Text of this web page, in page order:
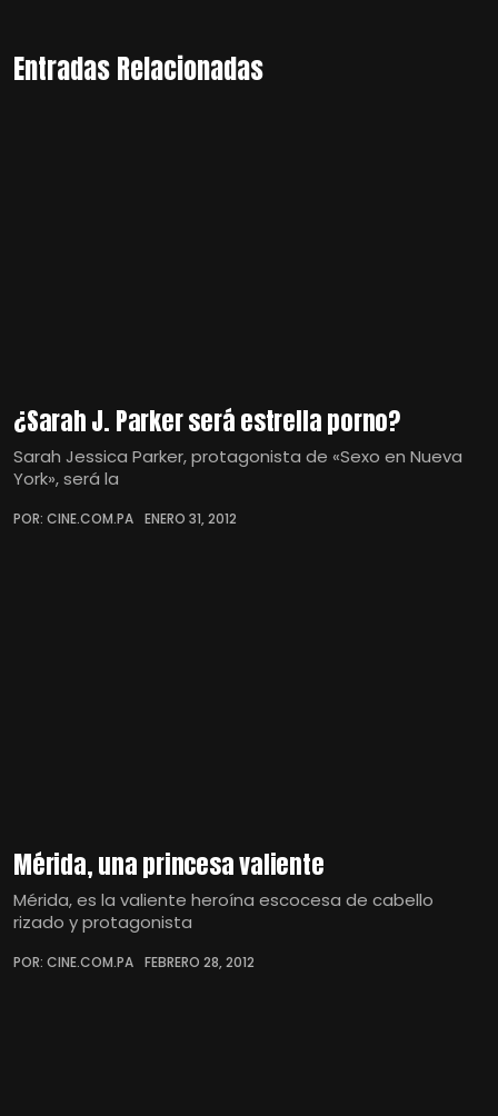
Entradas Relacionadas
¿Sarah J. Parker será estrella porno?
Sarah Jessica Parker, protagonista de «Sexo en Nueva
York», será la
POR: CINE.COM.PA ENERO 31, 2012
Mérida, una princesa valiente
Mérida, es la valiente heroína escocesa de cabello
rizado y protagonista
POR: CINE.COM.PA FEBRERO 28, 2012